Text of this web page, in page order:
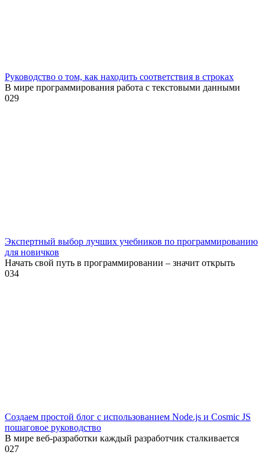
Руководство о том, как находить соответствия в строках
В мире программирования работа с текстовыми данными
029
Экспертный выбор лучших учебников по программированию
для новичков
Начать свой путь в программировании – значит открыть
034
Создаем простой блог с использованием Node.js и Cosmic JS
пошаговое руководство
В мире веб-разработки каждый разработчик сталкивается
027